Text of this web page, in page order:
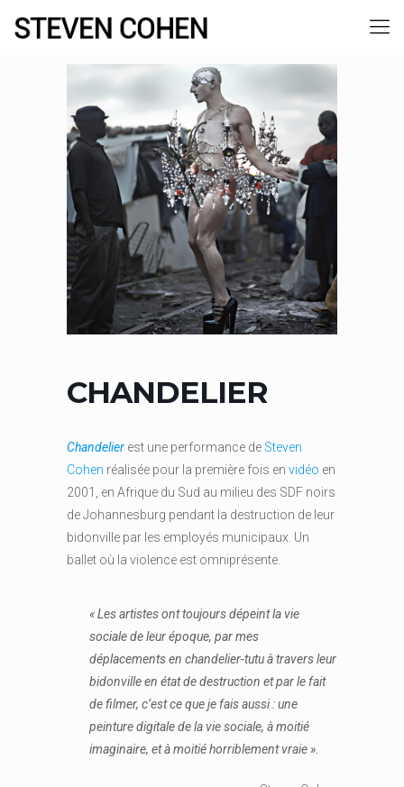
CHANDELIER
Chandelier est une performance de Steven
Cohen réalisée pour la première fois en vidéo en
2001, en Afrique du Sud au milieu des SDF noirs
de Johannesburg pendant la destruction de leur
bidonville par les employés municipaux. Un
ballet où la violence est omniprésente.
« Les artistes ont toujours dépeint la vie
sociale de leur époque, par mes
déplacements en chandelier-tutu à travers leur
bidonville en état de destruction et par le fait
de filmer, c’est ce que je fais aussi : une
peinture digitale de la vie sociale, à moitié
imaginaire, et à moitié horriblement vraie ».